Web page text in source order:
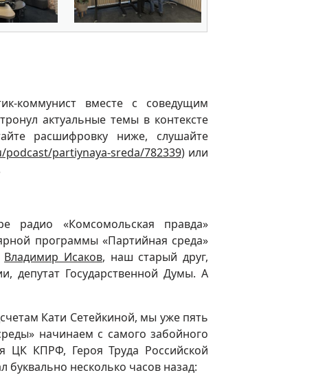
коммунист вместе с соведущим
актуальные темы в контексте
расшифровку ниже, слушайте
partiynaya-sreda/782339) или
«Комсомольская правда»
программы «Партийная среда»
Владимир Исаков, наш старый друг,
депутат Государственной Думы. А
Кати Сетейкиной, мы уже пять
начинаем с самого забойного
ЦК КПРФ, Героя Труда Российской
несколько часов назад: